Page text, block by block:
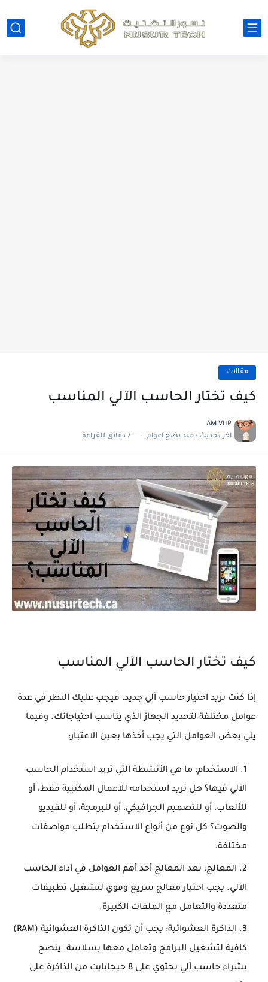
مقالات
كيف تختار الحاسب الآلي المناسب
AM VIIP
اخر تحديث : منذ بضع اعوام 7 دقائق للقراءة
كيف تختار الحاسب الآلي المناسب
إذا كنت تريد اختيار حاسب آلي جديد، فيجب عليك النظر في عدة
عوامل مختلفة لتحديد الجهاز الذي يناسب احتياجاتك. وفيما
يلي بعض العوامل التي يجب أخذها بعين الاعتبار:
الاستخدام: ما هي الأنشطة التي تريد استخدام الحاسب
الآلي فيها؟ هل تريد استخدامه للأعمال المكتبية فقط، أو
للألعاب، أو للتصميم الجرافيكي، أو للبرمجة، أو للفيديو
والصوت؟ كل نوع من أنواع الاستخدام يتطلب مواصفات
مختلفة.
المعالج: يعد المعالج أحد أهم العوامل في أداء الحاسب
الآلي. يجب اختيار معالج سريع وقوي لتشغيل تطبيقات
متعددة والتعامل مع الملفات الكبيرة.
الذاكرة العشوائية: يجب أن تكون الذاكرة العشوائية (RAM)
كافية لتشغيل البرامج وتعامل معها بسلاسة. ينصح
بشراء حاسب آلي يحتوي على 8 جيجابايت من الذاكرة على